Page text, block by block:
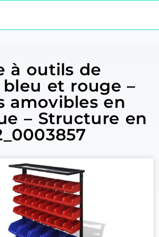
à outils de
bleu et rouge –
amovibles en
– Structure en